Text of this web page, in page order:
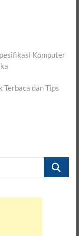
Komputer
dan Tips
CARI